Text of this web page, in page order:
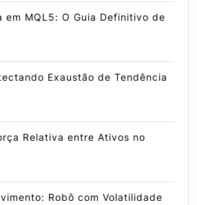
em MQL5: O Guia Definitivo de
Exaustão de Tendência
Relativa entre Ativos no
Robô com Volatilidade